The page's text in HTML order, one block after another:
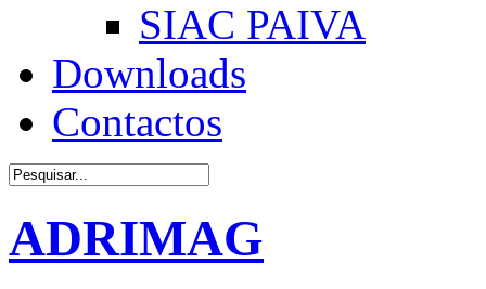
SIAC PAIVA
Downloads
Contactos
ADRIMAG